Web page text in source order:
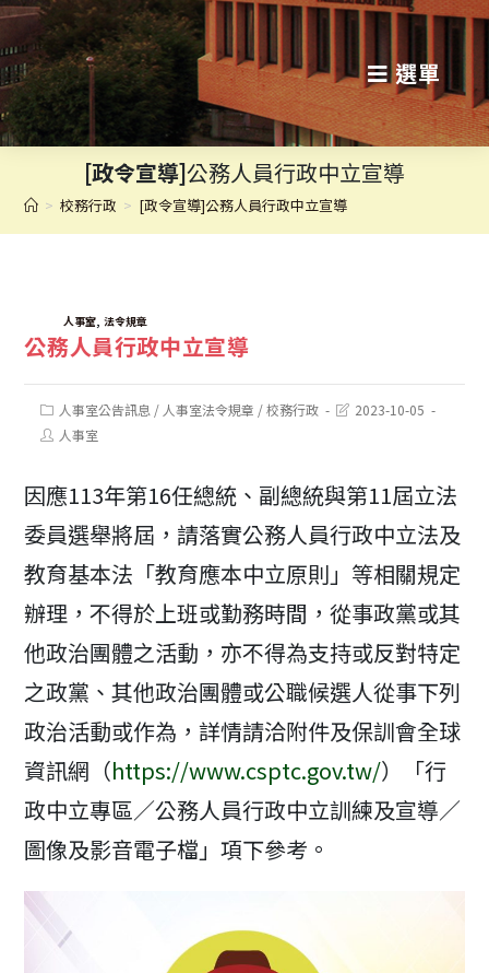
跳
轉
至
主
選單
[政令宣導]公務人員行政中立宣導
> 校務行政 > [政令宣導]公務人員行政中立宣導
人事室, 法令規章
公務人員行政中立宣導
Post
category:
人事室公告訊息 / 人事室法令規章 / 校務行政
Post2023-10-05
Post人事室
因應113年第16任總統、副總統與第11屆立法
委員選舉將屆，請落實公務人員行政中立法及
教育基本法「教育應本中立原則」等相關規定
辦理，不得於上班或勤務時間，從事政黨或其
他政治團體之活動，亦不得為支持或反對特定
之政黨、其他政治團體或公職候選人從事下列
政治活動或作為，詳情請洽附件及保訓會全球
資訊網（https://www.csptc.gov.tw/）「行
政中立專區／公務人員行政中立訓練及宣導／
圖像及影音電子檔」項下參考。